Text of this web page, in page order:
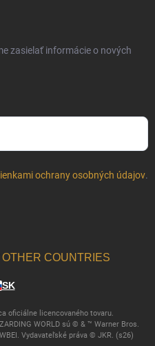
zasielať informácie o nových
ochrany osobných údajov.
COUNTRIES
SK
oficiálne licencovaného tovaru.
WORLD sú © & ™ Warner Bros.
Vydavateľské práva © JKR. (s26)